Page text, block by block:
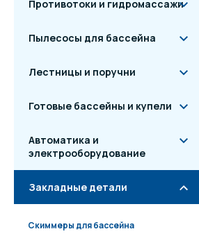
Противотоки и гидромассажи
Пылесосы для бассейна
Лестницы и поручни
Готовые бассейны и купели
Автоматика и
электрооборудование
Закладные детали
Скиммеры для бассейна